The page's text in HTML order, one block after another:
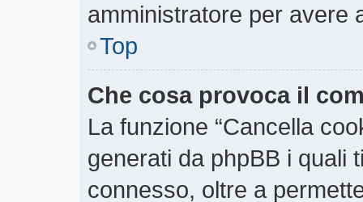
amministratore per avere
Top
Che cosa provoca il
La funzione “Cancella
generati da phpBB i quali
connesso, oltre a